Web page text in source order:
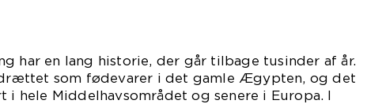
har en lang historie, der går tilbage tusinder af år.
som fødevarer i det gamle Ægypten, og det
hele Middelhavsområdet og senere i Europa. I